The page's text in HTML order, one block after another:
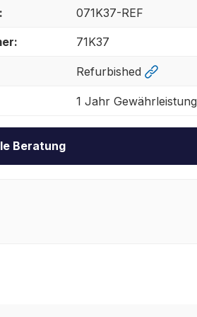
071K37-REF
71K37
Refurbished
1 Jahr Gewährleistung
Beratung